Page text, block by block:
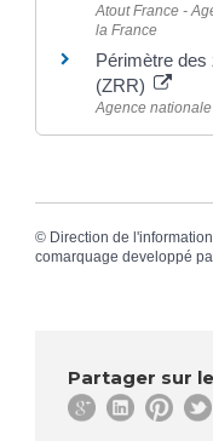
Atout France -
la France
Périmètre des
(ZRR)
Agence
© Direction de
comarquage developpé
Partager sur